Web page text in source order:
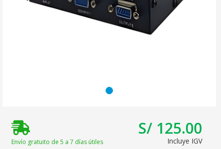
Envío gratuito de 5 a 7 días útiles
S/ 125.00
Incluye IGV